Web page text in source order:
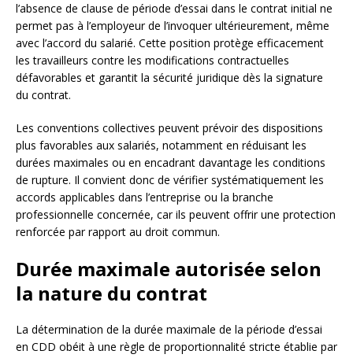
l’absence de clause de période d’essai dans le contrat initial ne
permet pas à l’employeur de l’invoquer ultérieurement, même
avec l’accord du salarié. Cette position protège efficacement
les travailleurs contre les modifications contractuelles
défavorables et garantit la sécurité juridique dès la signature
du contrat.
Les conventions collectives peuvent prévoir des dispositions
plus favorables aux salariés, notamment en réduisant les
durées maximales ou en encadrant davantage les conditions
de rupture. Il convient donc de vérifier systématiquement les
accords applicables dans l’entreprise ou la branche
professionnelle concernée, car ils peuvent offrir une protection
renforcée par rapport au droit commun.
Durée maximale autorisée selon
la nature du contrat
La détermination de la durée maximale de la période d’essai
en CDD obéit à une règle de proportionnalité stricte établie par